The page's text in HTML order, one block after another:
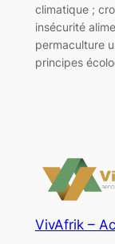
climatique ;
insécurité
permaculture
principes
VivAfrik –